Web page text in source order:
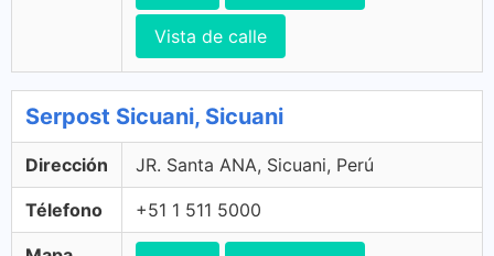
Vista de calle
Serpost Sicuani, Sicuani
Dirección JR. Santa ANA, Sicuani, Perú
Télefono +51 1 511 5000